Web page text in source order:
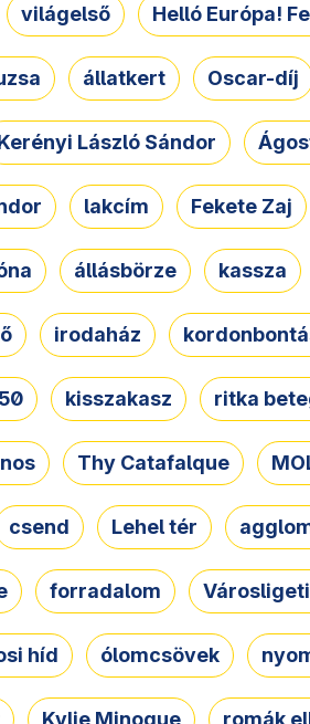
világelső Helló Európa!
állatkert Oscar-díj
László Sándor
lakcím Fekete Zaj
állásbörze kassza
irodaház
kisszakasz ritka
Thy Catafalque
csend Lehel tér
forradalom
híd ólomcsövek
Kylie Minogue romák